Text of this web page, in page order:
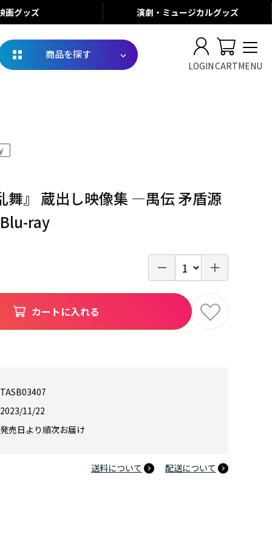
画グッズ 演劇・ミュージカルグッズ
商品を探す
LOGINCARTMENU
舞』 蔵出し映像集 ―禺伝 矛盾源
ray
TASB03407
2023/11/22
発売日より順次お届け
送料について 配送について
カートに入れる